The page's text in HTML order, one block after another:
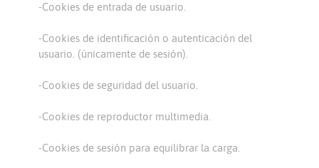
-Cookies de entrada de usuario.
-Cookies de identificación o autenticación del
usuario. (únicamente de sesión).
-Cookies de seguridad del usuario.
-Cookies de reproductor multimedia.
-Cookies de sesión para equilibrar la carga.